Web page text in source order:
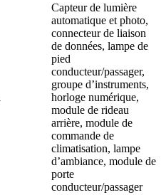
Capteur de lumière
automatique et photo,
connecteur de liaison
de données, lampe de
pied
conducteur/passager,
groupe d’instruments,
horloge numérique,
module de rideau
arrière, module de
commande de
climatisation, lampe
d’ambiance, module de
porte
conducteur/passager